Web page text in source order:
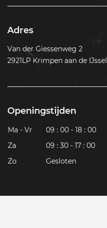
Adres
Van der Giessenweg 2
2921LP Krimpen aan de IJssel
Openingstijden
Ma - Vr
09 : 00 - 18 : 00
Za
09 : 30 - 17 : 00
Zo
Gesloten